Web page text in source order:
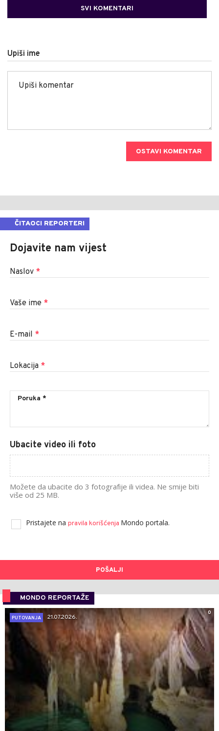
SVI KOMENTARI
Upiši ime
OSTAVI KOMENTAR
ČITAOCI REPORTERI
Dojavite nam vijest
Naslov *
Vaše ime *
E-mail *
Lokacija *
Ubacite video ili foto
Možete da ubacite do 3 fotografije ili videa. Ne smije biti
više od 25 MB.
Pristajete na pravila korišćenja Mondo portala.
POŠALJI
MONDO REPORTAŽE
0
PUTOVANJA
21.07.2026.